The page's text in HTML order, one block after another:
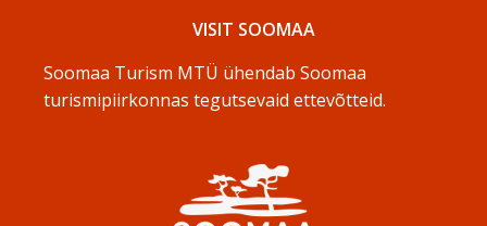
VISIT SOOMAA
Soomaa Turism MTÜ ühendab Soomaa
turismipiirkonnas tegutsevaid ettevõtteid.